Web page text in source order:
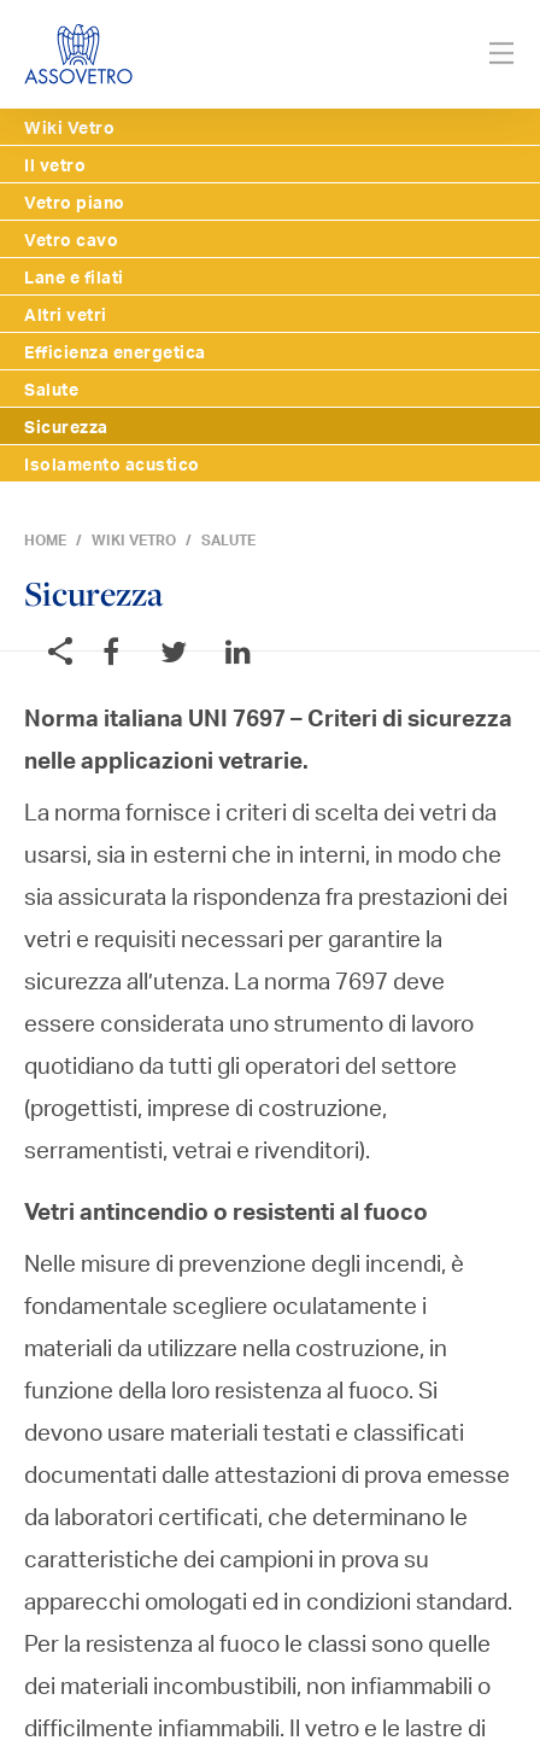
Wiki Vetro
Il vetro
Vetro piano
Vetro cavo
Lane e filati
Altri vetri
Efficienza energetica
Salute
Sicurezza
Isolamento acustico
HOME WIKI VETRO SALUTE
Sicurezza
Norma italiana UNI 7697 – Criteri di sicurezza
nelle applicazioni vetrarie.
La norma fornisce i criteri di scelta dei vetri da
usarsi, sia in esterni che in interni, in modo che
sia assicurata la rispondenza fra prestazioni dei
vetri e requisiti necessari per garantire la
sicurezza all’utenza. La norma 7697 deve
essere considerata uno strumento di lavoro
quotidiano da tutti gli operatori del settore
(progettisti, imprese di costruzione,
serramentisti, vetrai e rivenditori).
Vetri antincendio o resistenti al fuoco
Nelle misure di prevenzione degli incendi, è
fondamentale scegliere oculatamente i
materiali da utilizzare nella costruzione, in
funzione della loro resistenza al fuoco. Si
devono usare materiali testati e classificati
documentati dalle attestazioni di prova emesse
da laboratori certificati, che determinano le
caratteristiche dei campioni in prova su
apparecchi omologati ed in condizioni standard.
Per la resistenza al fuoco le classi sono quelle
dei materiali incombustibili, non infiammabili o
difficilmente infiammabili. Il vetro e le lastre di